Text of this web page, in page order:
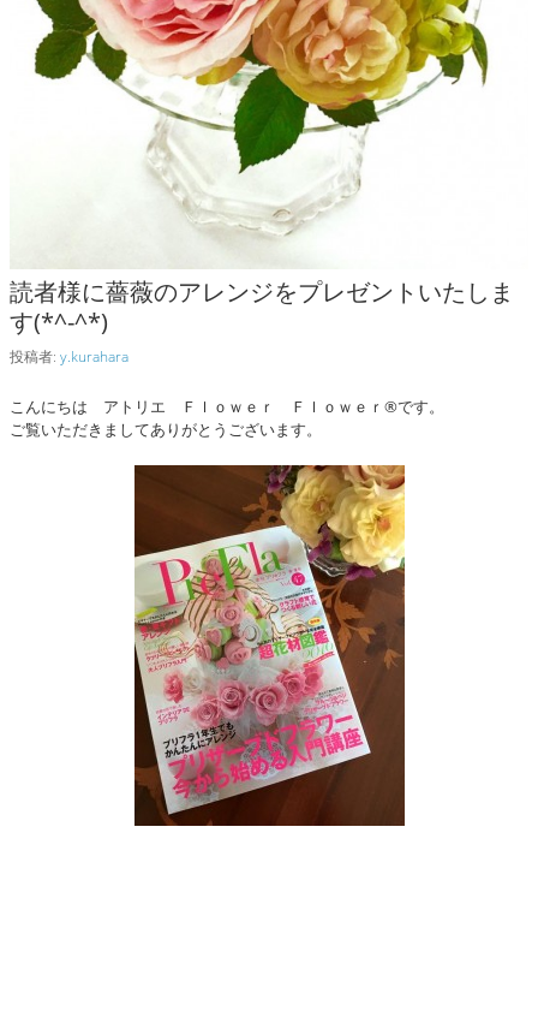
読者様に薔薇のアレンジをプレゼントいたしま
す(*^-^*)
投稿者: y.kurahara
こんにちは アトリエ Ｆｌｏｗｅｒ Ｆｌｏｗｅｒ®です。
ご覧いただきましてありがとうございます。